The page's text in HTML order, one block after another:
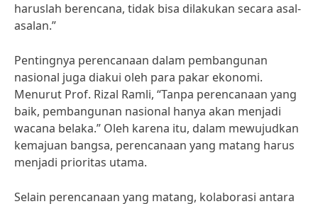
haruslah berencana, tidak bisa dilakukan secara asal-
asalan.”
Pentingnya perencanaan dalam pembangunan
nasional juga diakui oleh para pakar ekonomi.
Menurut Prof. Rizal Ramli, “Tanpa perencanaan yang
baik, pembangunan nasional hanya akan menjadi
wacana belaka.” Oleh karena itu, dalam mewujudkan
kemajuan bangsa, perencanaan yang matang harus
menjadi prioritas utama.
Selain perencanaan yang matang, kolaborasi antara